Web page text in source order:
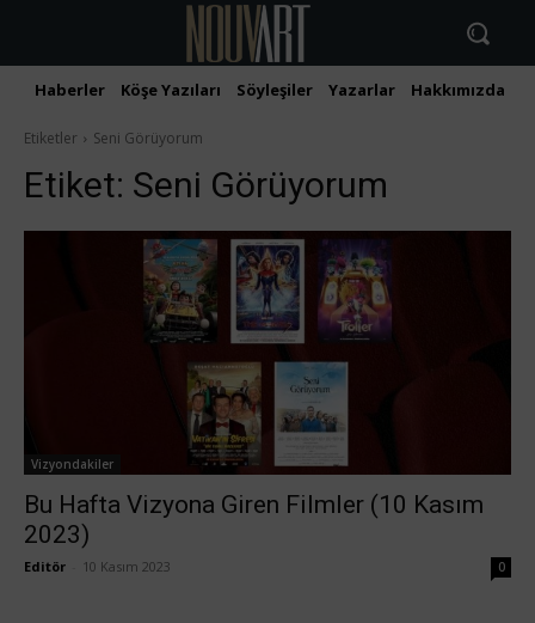
Haberler Köşe Yazıları Söyleşiler Yazarlar Hakkımızda
Etiketler Seni Görüyorum
Etiket: Seni Görüyorum
Vizyondakiler
Bu Hafta Vizyona Giren Filmler (10 Kasım
2023)
Editör 10 Kasım 2023 0